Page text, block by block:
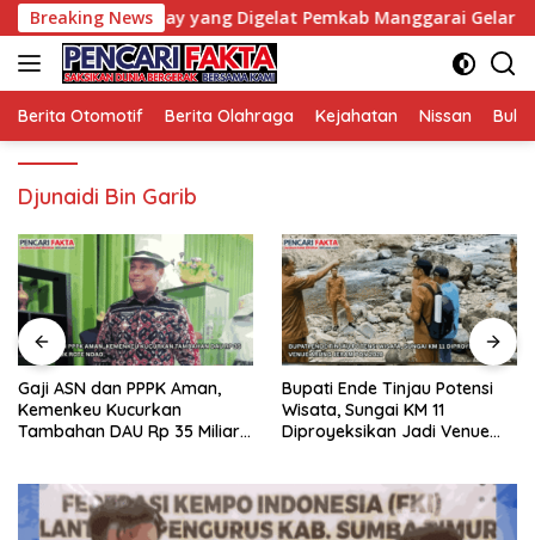
Langsung
ke
konten
Breaking News
Car Free Day yang Digelat Pemkab Manggarai Gelar
Berita Otomotif Berita Olahraga Kejahatan Nissan
Djunaidi Bin Garib
Gaji ASN dan PPPK Aman,
Kemenkeu Kucurkan
Tambahan DAU Rp 35 Miliar
Bupati Ende Tinjau Potensi
Wisata, Sungai KM 11
Diproyeksikan Jadi Venue